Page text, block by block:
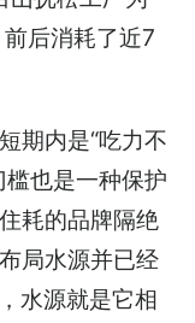
后消耗了近7
期内是“吃力不
也是一种保护
耗的品牌隔绝
局水源并已经
水源就是它相